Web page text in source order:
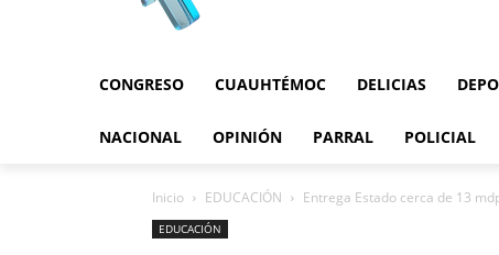
CONGRESO CUAUHTÉMOC DELICIAS
NACIONAL OPINIÓN PARRAL POLICIAL
Inicio EDUCACIÓN Entrega Estado cerca de 13
EDUCACIÓN